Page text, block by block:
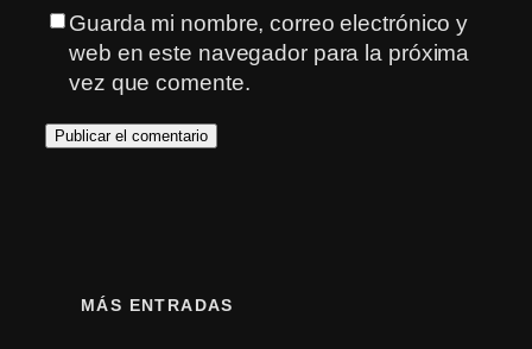
Guarda mi nombre, correo electrónico y
web en este navegador para la próxima
vez que comente.
MÁS ENTRADAS